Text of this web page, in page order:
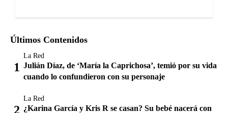
Últimos Contenidos
La Red
Julián Díaz, de ‘María la Caprichosa’, temió por su vida
cuando lo confundieron con su personaje
La Red
¿Karina García y Kris R se casan? Su bebé nacerá con